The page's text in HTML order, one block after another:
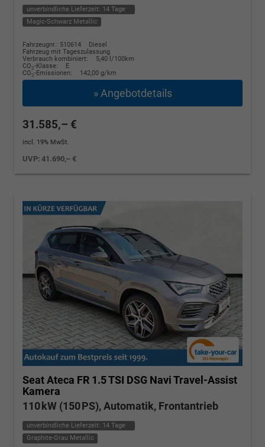
unverbindliche Lieferzeit: 14 Tage
Magic-Schwarz Metallic
Fahrzeugnr.: 510614
Diesel
Fahrzeug mit Tageszulassung
Verbrauch kombiniert:
5,40 l/100km
CO2-Klasse:
E
CO2-Emissionen: 142,00 g/km
» Angebotdetails
31.585,– €
incl. 19% MwSt.
UVP:41.690,– €
Seat Ateca FR 1.5 TSI DSG Navi Travel-Assist
Kamera
110 kW (150 PS), Automatik, Frontantrieb
unverbindliche Lieferzeit: 14 Tage
Graphite-Grau Metallic